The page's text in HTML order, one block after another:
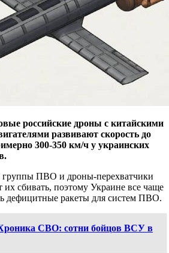
российские дроны с китайскими
развивают скорость до
300-350 км/ч у украинских
группы ПВО и дроны-перехватчики
их сбивать, поэтому Украине все чаще
дефицитные ракеты для систем ПВО.
СВО: сотни бойцов ВСУ в